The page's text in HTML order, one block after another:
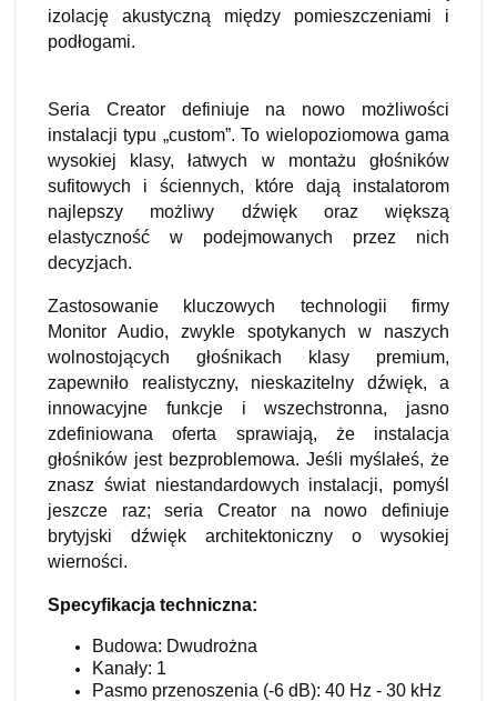
izolację akustyczną między pomieszczeniami i
podłogami.
Seria Creator definiuje na nowo możliwości
instalacji typu „custom”. To wielopoziomowa gama
wysokiej klasy, łatwych w montażu głośników
sufitowych i ściennych, które dają instalatorom
najlepszy możliwy dźwięk oraz większą
elastyczność w podejmowanych przez nich
decyzjach.
Zastosowanie kluczowych technologii firmy
Monitor Audio, zwykle spotykanych w naszych
wolnostojących głośnikach klasy premium,
zapewniło realistyczny, nieskazitelny dźwięk, a
innowacyjne funkcje i wszechstronna, jasno
zdefiniowana oferta sprawiają, że instalacja
głośników jest bezproblemowa. Jeśli myślałeś, że
znasz świat niestandardowych instalacji, pomyśl
jeszcze raz; seria Creator na nowo definiuje
brytyjski dźwięk architektoniczny o wysokiej
wierności.
Specyfikacja techniczna:
Budowa: Dwudrożna
Kanały: 1
Pasmo przenoszenia (-6 dB): 40 Hz - 30 kHz